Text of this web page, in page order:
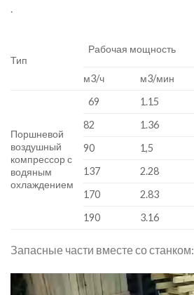
.
Тип
Рабочая мощность
м3/ч м3/мин
Поршневой
воздушный
компрессор с
водяным
охлаждением
69 1.15
82
1.36
90
1,5
137
2.28
170
2.83
190
3.16
Запасные части вместе со станком:
Video